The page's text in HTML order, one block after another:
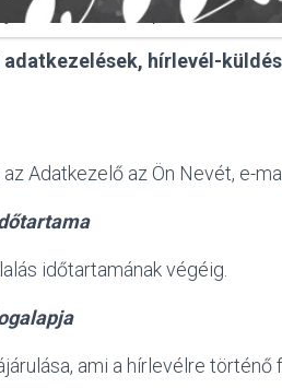
amit a
hírlevél-
Adatkezelő az Ön Nevét, e-
időtartamának végéig.
ami a hírlevélre